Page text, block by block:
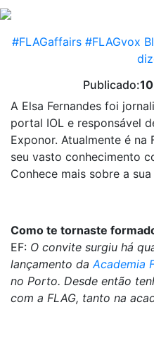
#FLAGaffairs #FLAGvox
Publicado:
A Elsa Fernandes foi
portal IOL e responsável
Exponor. Atualmente é
seu vasto conhecimento
Conhece mais sobre a
Como te tornaste
EF: O convite surgiu há
lançamento da Academia
no Porto. Desde então
com a FLAG, tanto na